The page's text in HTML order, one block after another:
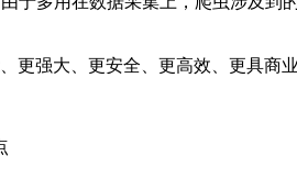
更强大、更安全、更高效、更具商业